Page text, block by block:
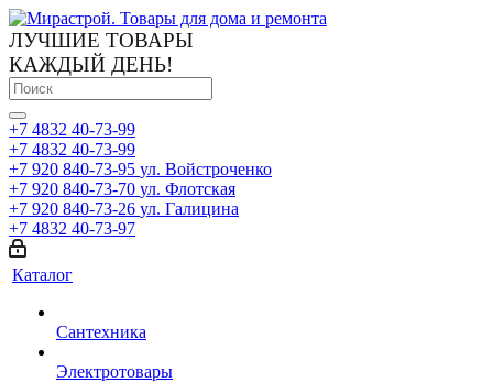
ЛУЧШИЕ ТОВАРЫ
КАЖДЫЙ ДЕНЬ!
+7 4832 40-73-99
+7 4832 40-73-99
+7 920 840-73-95 ул. Войстроченко
+7 920 840-73-70 ул. Флотская
+7 920 840-73-26 ул. Галицина
+7 4832 40-73-97
Каталог
Сантехника
Электротовары